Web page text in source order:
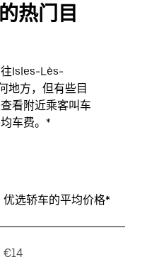
热门目
Isles-Lès-
地方，但有些目
看附近乘客叫车
车费。*
优选轿车的平均价格*
€14